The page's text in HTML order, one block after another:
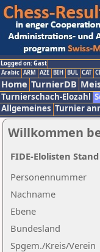
Logged on: Gast
Arabic ARM AZE BIH BUL CAT
Home TurnierDB
Turnierschach-Elozahl
Allgemeines Turnier
Willkommen
Nachname
Ebene
Personennummer
Bundesland
Spgem./Kreis/Verein
FIDE-Elolisten Stand